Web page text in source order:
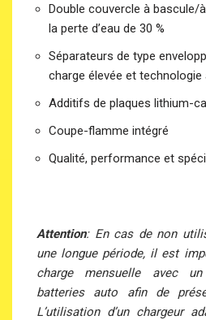
Double couvercle à bascule/
la perte d’eau de 30 %
Séparateurs de type
charge élevée et
Additifs de plaques lithium-
Coupe-flamme intégré
Qualité, performance et
Attention: En cas de non
une longue période, il est
charge mensuelle avec
batteries auto afin de
L’utilisation d’un chargeur